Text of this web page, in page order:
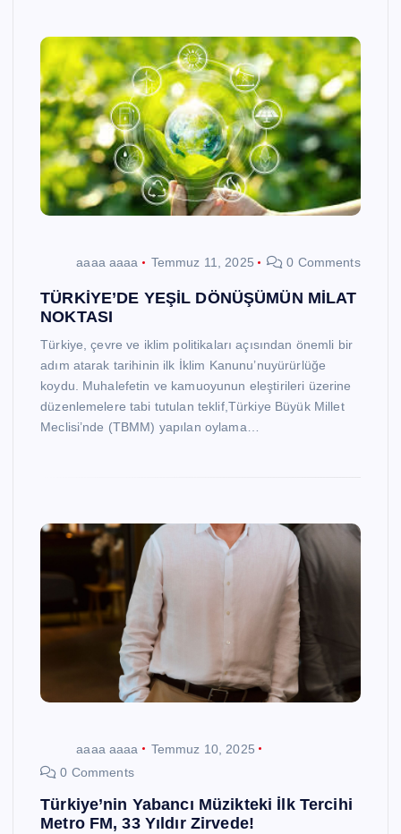
aaaa aaaa Temmuz 11, 2025 0 Comments
TÜRKİYE’DE YEŞİL DÖNÜŞÜMÜN MİLAT
NOKTASI
Türkiye, çevre ve iklim politikaları açısından önemli bir
adım atarak tarihinin ilk İklim Kanunu’nuyürürlüğe
koydu. Muhalefetin ve kamuoyunun eleştirileri üzerine
düzenlemelere tabi tutulan teklif,Türkiye Büyük Millet
Meclisi’nde (TBMM) yapılan oylama…
aaaa aaaa
Temmuz 10, 2025
0 Comments
Türkiye’nin Yabancı Müzikteki İlk Tercihi
Metro FM, 33 Yıldır Zirvede!